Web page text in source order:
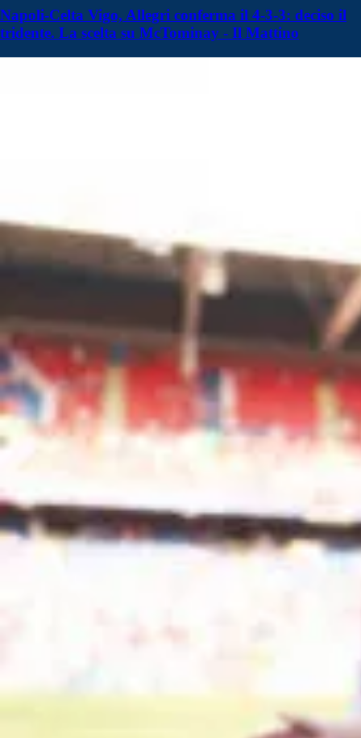
Napoli-Celta Vigo, Allegri conferma il 4-3-3: deciso il
tridente. La scelta su McTominay - Il Mattino